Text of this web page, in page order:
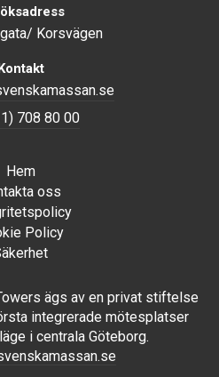
Korsvägen
708 80 00
Hem
oss
Policy
ägs av en privat stiftelse
integrerade mötesplatser
i centrala Göteborg.